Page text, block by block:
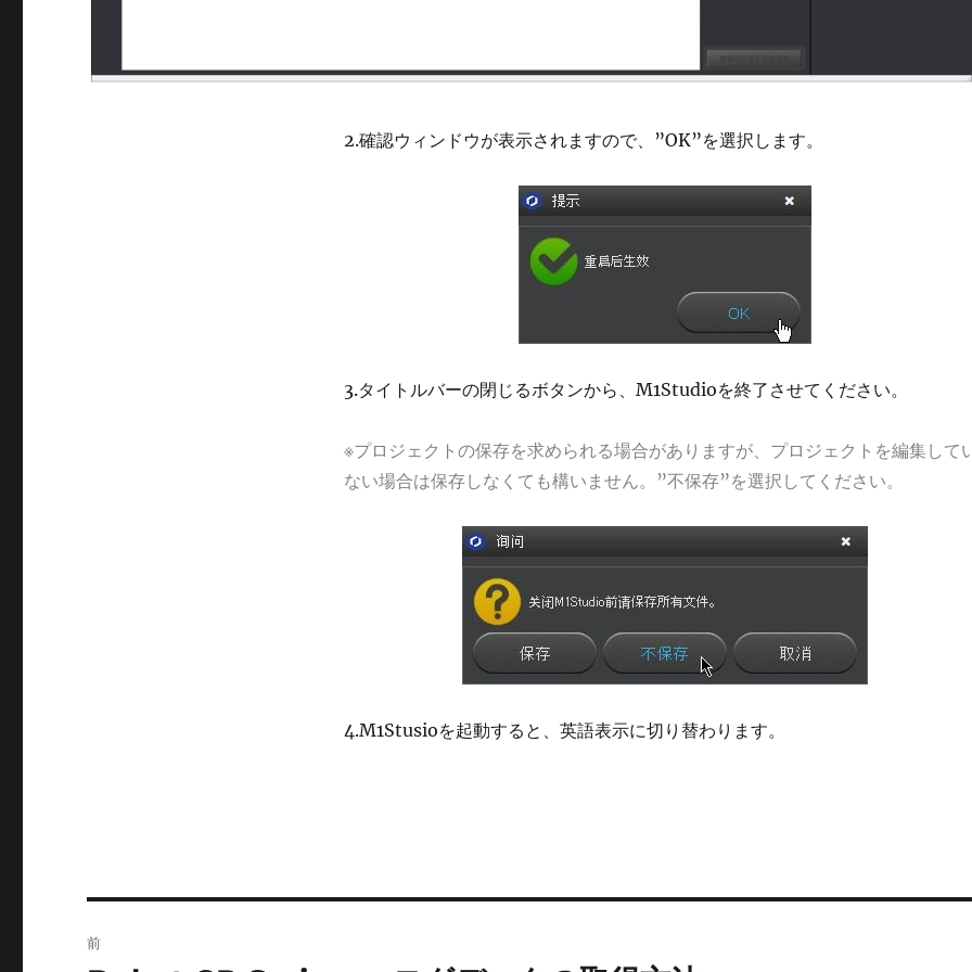
2.確認ウィンドウが表示されますので、”OK”を選択します。
3.タイトルバーの閉じるボタンから、M1Studioを終了させてください。
※プロジェクトの保存を求められる場合がありますが、プロジェクトを編集して
ない場合は保存しなくても構いません。”不保存”を選択してください。
4.M1Stusioを起動すると、英語表示に切り替わります。
前